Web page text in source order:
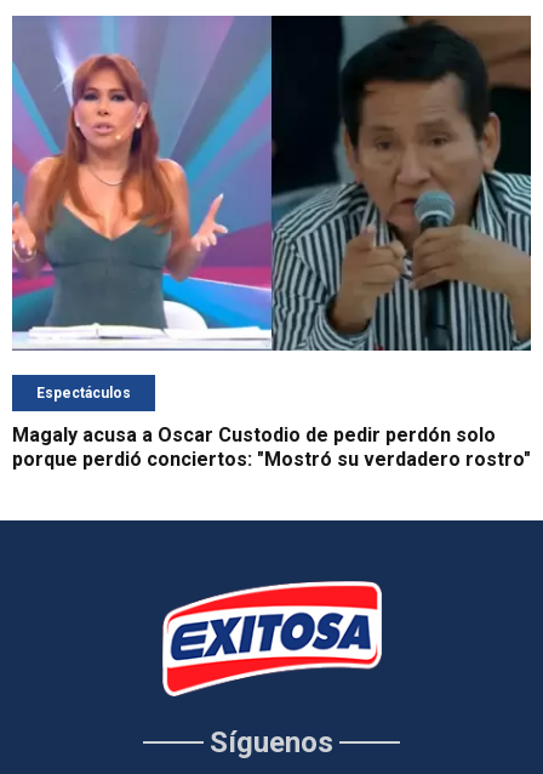
Espectáculos
Magaly acusa a Oscar Custodio de pedir perdón solo
porque perdió conciertos: "Mostró su verdadero rostro"
Síguenos